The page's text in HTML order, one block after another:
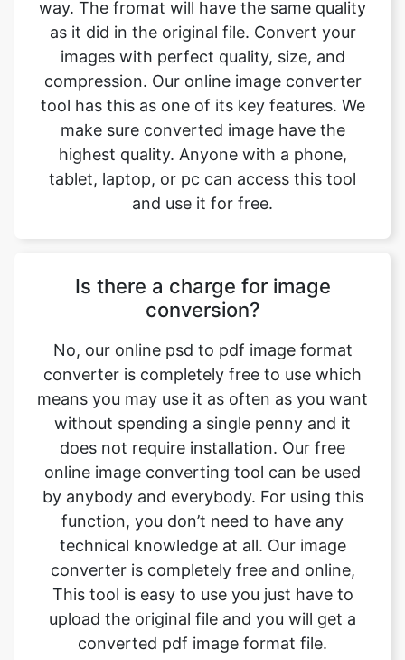
tool has this as one of its key features. We
make sure converted image have the
highest quality. Anyone with a phone,
tablet, laptop, or pc can access this tool
and use it for free.
Is there a charge for image
converter is completely free to use which
means you may use it as often as you want
without spending a single penny and it
does not require installation. Our free
online image converting tool can be used
by anybody and everybody. For using this
function, you don’t need to have any
technical knowledge at all. Our image
converter is completely free and online,
This tool is easy to use you just have to
upload the original file and you will get a
converted pdf image format file.
Can this tool be used on any